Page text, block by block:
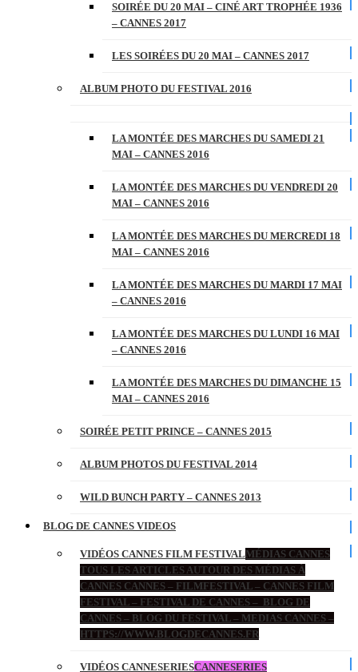
SOIRÉE DU 20 MAI – CINÉ ART TROPHÉE 1936
– CANNES 2017
LES SOIRÉES DU 20 MAI – CANNES 2017
ALBUM PHOTO DU FESTIVAL 2016
LA MONTÉE DES MARCHES DU SAMEDI 21
MAI – CANNES 2016
LA MONTÉE DES MARCHES DU VENDREDI 20
MAI – CANNES 2016
LA MONTÉE DES MARCHES DU MERCREDI 18
MAI – CANNES 2016
LA MONTÉE DES MARCHES DU MARDI 17 MAI
– CANNES 2016
LA MONTÉE DES MARCHES DU LUNDI 16 MAI
– CANNES 2016
LA MONTÉE DES MARCHES DU DIMANCHE 15
MAI – CANNES 2016
SOIRÉE PETIT PRINCE – CANNES 2015
ALBUM PHOTOS DU FESTIVAL 2014
WILD BUNCH PARTY – CANNES 2013
BLOG DE CANNES VIDEOS
VIDÉOS CANNES FILM FESTIVALMÉDIAS CANNES
TOUS LES ARTICLES AUTOUR DES MÉDIAS À
CANNES CANNES – FILMFESTIVAL – CANNES FILM
FESTIVAL – FESTIVAL DE CANNES – BLOG DE
CANNES – BLOG DU FESTIVAL – MEDIAS CANNES –
HTTPS://WWW.BLOGDECANNES.FR
VIDÉOS CANNESERIESCANNESERIES